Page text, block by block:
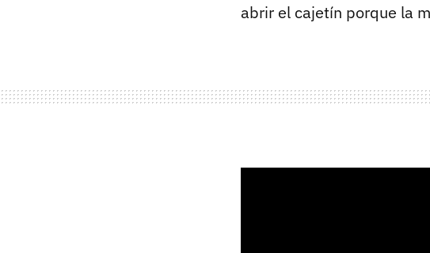
abrir el cajetín porque la